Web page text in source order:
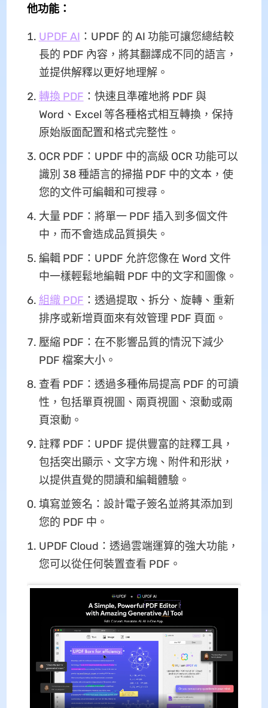
他功能：
UPDF AI ：UPDF 的 AI 功能可讓您總結較
長的 PDF 內容，將其翻譯成不同的語言，
並提供解釋以更好地理解。
轉換 PDF ：快速且準確地將 PDF 與
Word、Excel 等各種格式相互轉換，保持
原始版面配置和格式完整性。
OCR PDF：UPDF 中的高級 OCR 功能可以
識別 38 種語言的掃描 PDF 中的文本，使
您的文件可編輯和可搜尋。
大量 PDF：將單一 PDF 插入到多個文件
中，而不會造成品質損失。
編輯 PDF：UPDF 允許您像在 Word 文件
中一樣輕鬆地編輯 PDF 中的文字和圖像。
組織 PDF ：透過提取、拆分、旋轉、重新
排序或新增頁面來有效管理 PDF 頁面。
壓縮 PDF：在不影響品質的情況下減少
PDF 檔案大小。
查看 PDF：透過多種佈局提高 PDF 的可讀
性，包括單頁視圖、兩頁視圖、滾動或兩
頁滾動。
註釋 PDF：UPDF 提供豐富的註釋工具，
包括突出顯示、文字方塊、附件和形狀，
以提供直覺的閱讀和編輯體驗。
填寫並簽名：設計電子簽名並將其添加到
您的 PDF 中。
UPDF Cloud：透過雲端運算的強大功能，
您可以從任何裝置查看 PDF。